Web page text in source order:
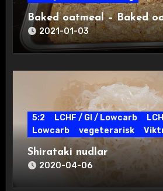
Baked oatmeal – Baked
2021-01-03
5:2 LCHF / GI / Lowcarb
Lowcarb
vegeterarisk
Shirataki nudlar
2020-04-06